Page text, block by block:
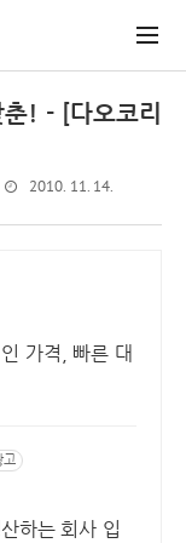
! - [다오코리
2010. 11. 14.
가격, 빠른 대
고
하는 회사 입